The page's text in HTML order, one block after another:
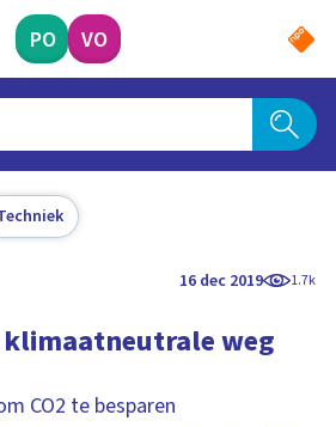
PO VO
16 dec 2019 1.7k
klimaatneutrale weg
CO2 te besparen